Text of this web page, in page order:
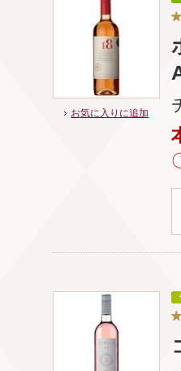
お気に入りに追加